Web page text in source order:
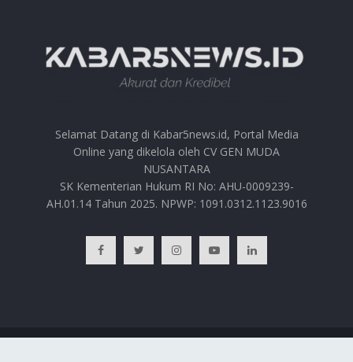
Selamat Datang di Kabar5news.id, Portal Media
Online yang dikelola oleh CV GEN MUDA
NUSANTARA
SK Kementerian Hukum RI No: AHU-0009239-
AH.01.14 Tahun 2025. NPWP: 1091.0312.1123.9016